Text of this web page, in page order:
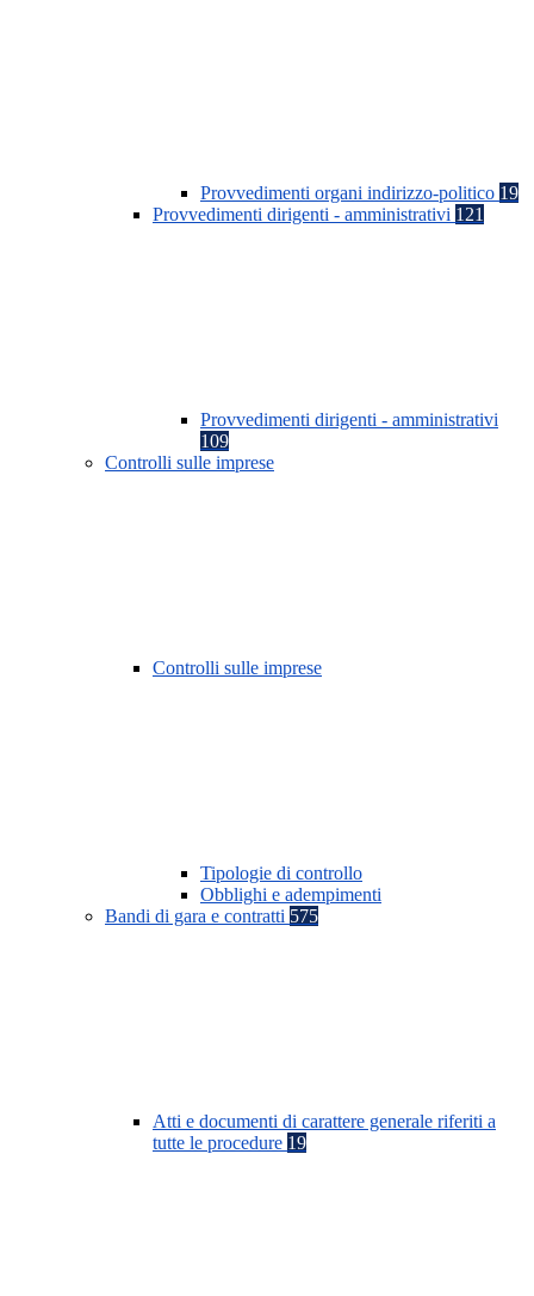
Provvedimenti organi indirizzo-politico 19
Provvedimenti dirigenti - amministrativi 121
Provvedimenti dirigenti - amministrativi
109
Controlli sulle imprese
Controlli sulle imprese
Tipologie di controllo
Obblighi e adempimenti
Bandi di gara e contratti 575
Atti e documenti di carattere generale riferiti a
tutte le procedure 19